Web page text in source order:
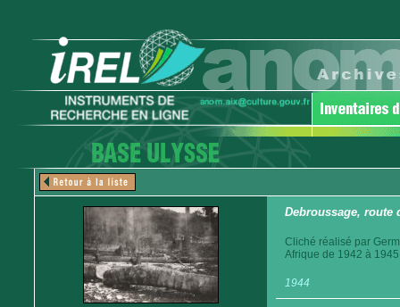
Debroussage, route
Cliché réalisé par
Afrique de 1942 à
1944